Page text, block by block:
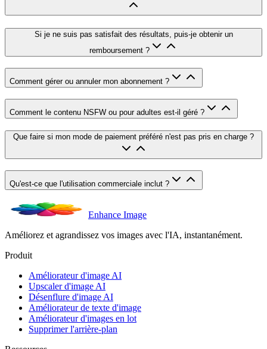
Si je ne suis pas satisfait des résultats, puis-je obtenir un
remboursement ?
Comment gérer ou annuler mon abonnement ?
Comment le contenu NSFW ou pour adultes est-il géré ?
Que faire si mon mode de paiement préféré n'est pas pris en charge ?
Qu'est-ce que l'utilisation commerciale inclut ?
Enhance Image
Améliorez et agrandissez vos images avec l'IA, instantanément.
Produit
Améliorateur d'image AI
Upscaler d'image AI
Désenflure d'image AI
Améliorateur de texte d'image
Améliorateur d'images en lot
Supprimer l'arrière-plan